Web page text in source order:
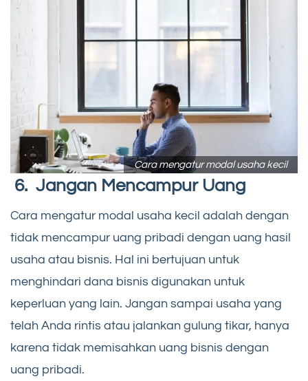
Cara mengatur modal usaha kecil
6. Jangan Mencampur Uang
Cara mengatur modal usaha kecil adalah dengan
tidak mencampur uang pribadi dengan uang hasil
usaha atau bisnis. Hal ini bertujuan untuk
menghindari dana bisnis digunakan untuk
keperluan yang lain. Jangan sampai usaha yang
telah Anda rintis atau jalankan gulung tikar, hanya
karena tidak memisahkan uang bisnis dengan
uang pribadi.